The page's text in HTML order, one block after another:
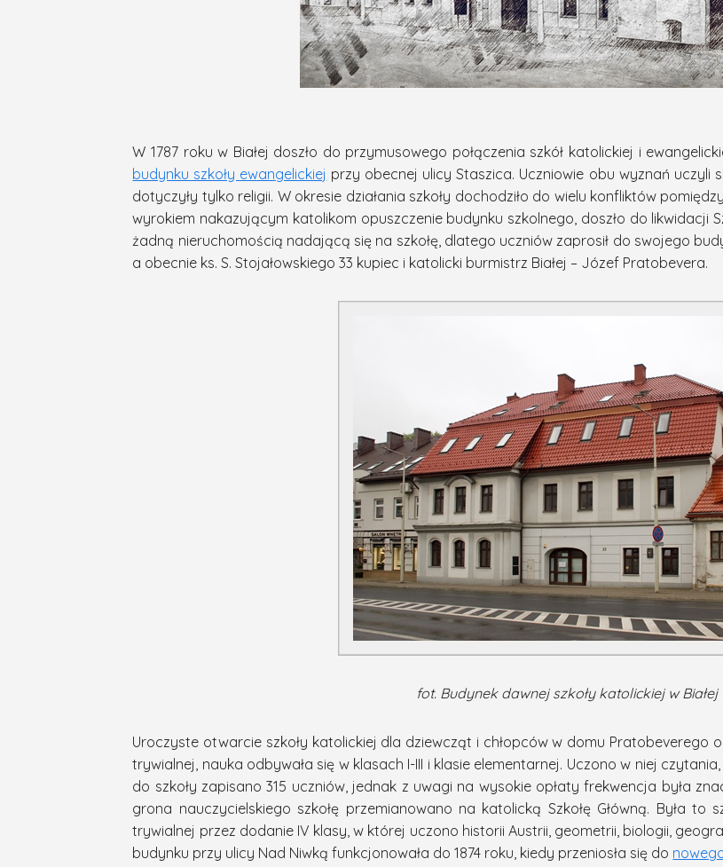
W 1787 roku w Białej doszło do przymusowego połączenia szkół katolickiej i
budynku szkoły ewangelickiej przy obecnej ulicy Staszica. Uczniowie obu wyznań
dotyczyły tylko religii. W okresie działania szkoły dochodziło do wielu konfliktów
wyrokiem nakazującym katolikom opuszczenie budynku szkolnego, doszło do likwidacji
żadną nieruchomością nadającą się na szkołę, dlatego uczniów zaprosił do swojego
a obecnie ks. S. Stojałowskiego 33 kupiec i katolicki burmistrz Białej – Józef Pratobevera.
fot. Budynek dawnej szkoły katolickiej w Białej
Uroczyste otwarcie szkoły katolickiej dla dziewcząt i chłopców w domu Pratobeverego
trywialnej, nauka odbywała się w klasach I-III i klasie elementarnej. Uczono w niej
do szkoły zapisano 315 uczniów, jednak z uwagi na wysokie opłaty frekwencja była
grona nauczycielskiego szkołę przemianowano na katolicką Szkołę Główną. Była to
trywialnej przez dodanie IV klasy, w której uczono historii Austrii, geometrii, biologii,
budynku przy ulicy Nad Niwką funkcjonowała do 1874 roku, kiedy przeniosła się do